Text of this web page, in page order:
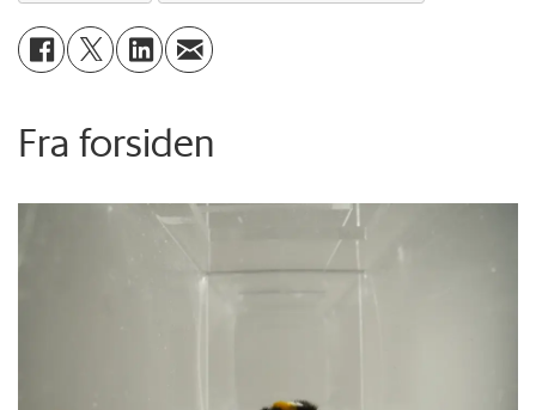
Fra forsiden